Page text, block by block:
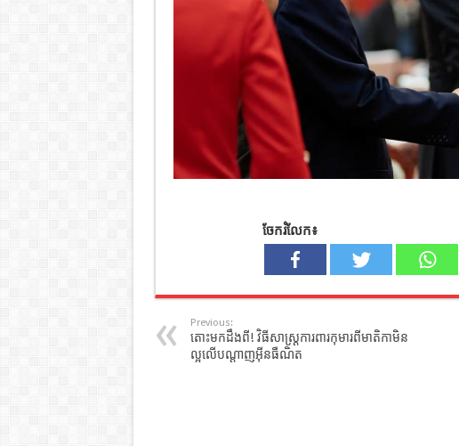
ចែករំលែក៖
Previous:
តោះ​មកដឹងពី! វិធីសាស្ត្រការពារកុមារពីមាតិកាមិន
ល្អលើបណ្តាញអុីនធឺណិត